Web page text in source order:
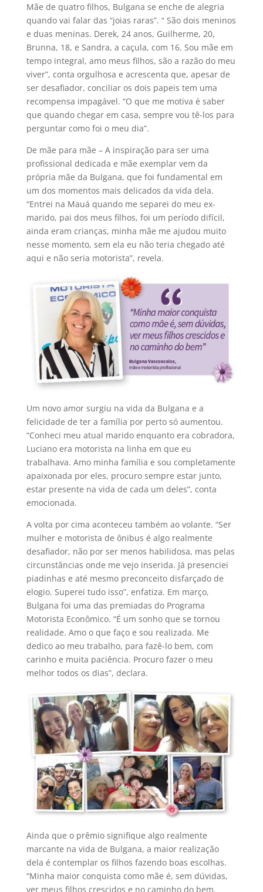
Mãe de quatro filhos, Bulgana se enche de alegria
quando vai falar das “joias raras”. “ São dois meninos
e duas meninas. Derek, 24 anos, Guilherme, 20,
Brunna, 18, e Sandra, a caçula, com 16. Sou mãe em
tempo integral, amo meus filhos, são a razão do meu
viver”, conta orgulhosa e acrescenta que, apesar de
ser desafiador, conciliar os dois papeis tem uma
recompensa impagável. “O que me motiva é saber
que quando chegar em casa, sempre vou tê-los para
perguntar como foi o meu dia”.
De mãe para mãe – A inspiração para ser uma
profissional dedicada e mãe exemplar vem da
própria mãe da Bulgana, que foi fundamental em
um dos momentos mais delicados da vida dela.
“Entrei na Mauá quando me separei do meu ex-
marido, pai dos meus filhos, foi um período difícil,
ainda eram crianças, minha mãe me ajudou muito
nesse momento, sem ela eu não teria chegado até
aqui e não seria motorista”, revela.
Um novo amor surgiu na vida da Bulgana e a
felicidade de ter a família por perto só aumentou.
“Conheci meu atual marido enquanto era cobradora,
Luciano era motorista na linha em que eu
trabalhava. Amo minha família e sou completamente
apaixonada por eles, procuro sempre estar junto,
estar presente na vida de cada um deles”, conta
emocionada.
A volta por cima aconteceu também ao volante. “Ser
mulher e motorista de ônibus é algo realmente
desafiador, não por ser menos habilidosa, mas pelas
circunstâncias onde me vejo inserida. Já presenciei
piadinhas e até mesmo preconceito disfarçado de
elogio. Superei tudo isso”, enfatiza. Em março,
Bulgana foi uma das premiadas do Programa
Motorista Econômico. “É um sonho que se tornou
realidade. Amo o que faço e sou realizada. Me
dedico ao meu trabalho, para fazê-lo bem, com
carinho e muita paciência. Procuro fazer o meu
melhor todos os dias”, declara.
Ainda que o prêmio signifique algo realmente
marcante na vida de Bulgana, a maior realização
dela é contemplar os filhos fazendo boas escolhas.
“Minha maior conquista como mãe é, sem dúvidas,
ver meus filhos crescidos e no caminho do bem.